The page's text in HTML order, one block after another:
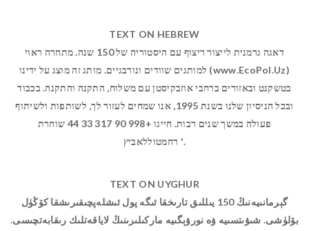
TEXT ON HEBREW
דאגה גרמנית לייצור ריצוף עם היסטוריה של 150 שנה. מתחרה ראוי
למותגים שוודים ונורבגיים. מותג זה מוצג על ידינו (www.EcoPol.Uz)
בטשקנט ובאזורים ברחבי אוזבקיסטן עם משלוח, התקנה והתקנה. בכבוד
ובכל הניסיון שלנו בשנת 1995, אנו שמחים לעזור לך, לשותפות ולשיתוף
פעולה במשך שנים רבות. חייגו +998 90 317 33 44 שוחרת
רחמטוללאביץ '.
TEXT ON UYGHUR
گېرمانىيەنىڭ 150 يىللىق تارىخقا ئىگە پول ئىشلەپچىقىرىشقا كۆڭۈل
بۆلۈشى. شىۋىتسىيە ۋە نورۋېگىيە ماركىلىرىنىڭ لاياقەتلىك رىقابەتچىسى.